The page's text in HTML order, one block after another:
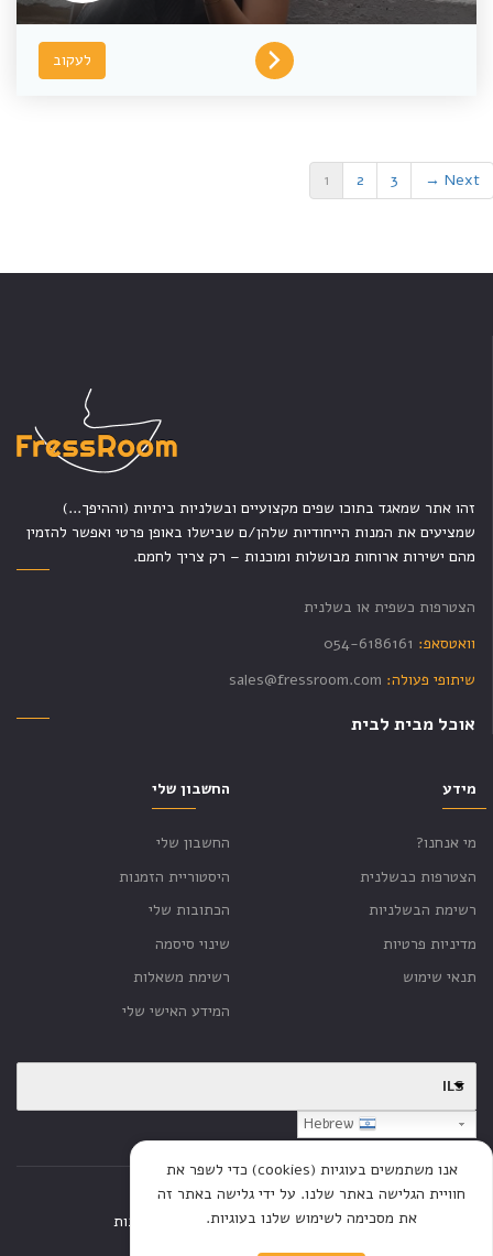
לעקוב
1 2 3 Next →
זהו אתר שמאגד בתוכו שפים מקצועיים ובשלניות ביתיות (וההיפך...)
שמציעים את המנות הייחודיות שלהן/ם שבישלו באופן פרטי ואפשר להזמין
מהם ישירות ארוחות מבושלות ומוכנות – רק צריך לחמם.
הצטרפות כשפית או בשלנית
וואטסאפ: 054-6186161
שיתופי פעולה: sales@fressroom.com
אוכל מבית לבית
החשבון שלי
החשבון שלי
היסטוריית הזמנות
הכתובות שלי
שינוי סיסמה
רשימת משאלות
המידע האישי שלי
מידע
מי אנחנו?
הצטרפות כבשלנית
רשימת הבשלניות
מדיניות פרטיות
תנאי שימוש
ILS
דף הבית חנות כתבות
אנו משתמשים בעוגיות (cookies) כדי לשפר את
חוויית הגלישה באתר שלנו. על ידי גלישה באתר זה
את מסכימה לשימוש שלנו בעוגיות.